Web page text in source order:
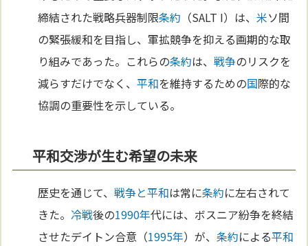
締結された戦略兵器制限条約 （SALT I）は、米ソ間
の緊張緩和を目指し、軍拡競争を抑える画期的な取
り組みであった。これらの条約は、戦争のリスクを
減らすだけでなく、平和を維持するための国際的な
協調の重要性を示している。
平和交渉が生む希望の未来
歴史を通じて、戦争と平和は常に条約に左右されて
きた。冷戦後の1990年代には、ボスニア紛争を終結
させたデイトン合意（1995年）が、条約による平和